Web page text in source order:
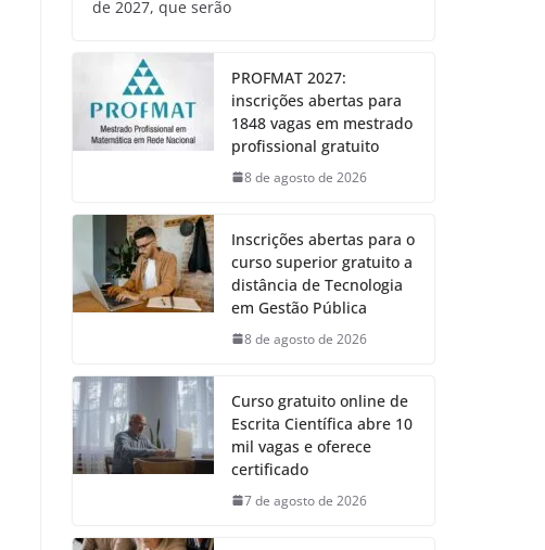
de 2027, que serão
PROFMAT 2027:
inscrições abertas para
1848 vagas em mestrado
profissional gratuito
8 de agosto de 2026
Inscrições abertas para o
curso superior gratuito a
distância de Tecnologia
em Gestão Pública
8 de agosto de 2026
Curso gratuito online de
Escrita Científica abre 10
mil vagas e oferece
certificado
7 de agosto de 2026